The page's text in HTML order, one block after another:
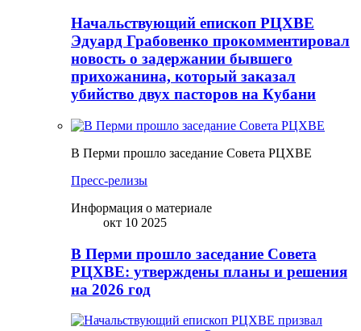
Начальствующий епископ РЦХВЕ
Эдуард Грабовенко прокомментировал
новость о задержании бывшего
прихожанина, который заказал
убийство двух пасторов на Кубани
В Перми прошло заседание Совета РЦХВЕ
Пресс-релизы
Информация о материале
окт 10 2025
В Перми прошло заседание Совета
РЦХВЕ: утверждены планы и решения
на 2026 год